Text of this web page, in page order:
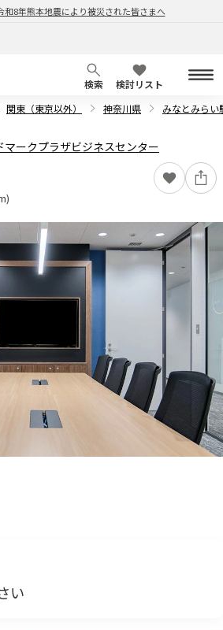
和8年熊本地震により被災された皆さまへ
検索
検討リスト
関東（東京以外） 神奈川県 みなとみらい
マークプラザビジネスセンター
い